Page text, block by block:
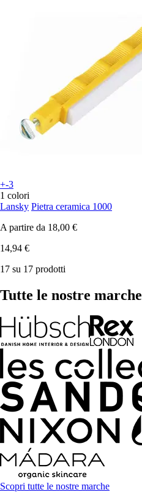
+-3
1 colori
Lansky Pietra ceramica 1000
A partire da 18,00 €
14,94 €
17 su 17 prodotti
Tutte le nostre marche
Scopri tutte le nostre marche